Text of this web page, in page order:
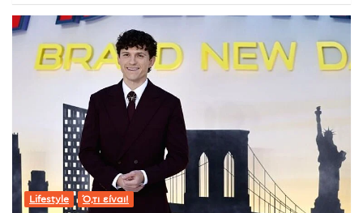
Lifestyle Ό,τι είναι!